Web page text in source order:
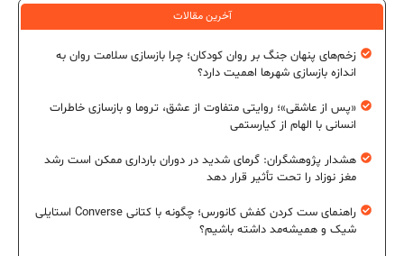
آخرین مقالات
زخم‌های پنهان جنگ بر روان کودکان؛ چرا بازسازی سلامت روان به
اندازه بازسازی شهرها اهمیت دارد؟
«پس از عاشقی»؛ روایتی متفاوت از عشق، تروما و بازسازی خاطرات
انسانی با الهام از کیارستمی
هشدار پژوهشگران: گرمای شدید در دوران بارداری ممکن است رشد
مغز نوزاد را تحت تأثیر قرار دهد
راهنمای ست کردن کفش کانورس؛ چگونه با کتانی Converse استایلی
شیک و همیشه‌مد داشته باشیم؟